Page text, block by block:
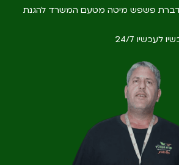
פשפש מיטה מטעם המשרד להגנת
לעכשיו 24/7